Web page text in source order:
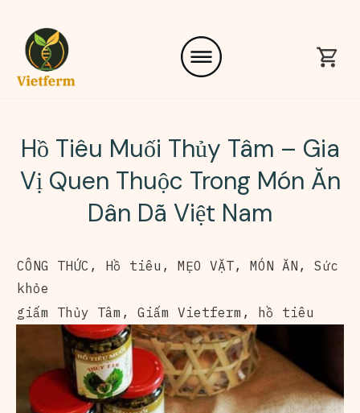
Hồ Tiêu Muối Thủy Tâm – Gia
Vị Quen Thuộc Trong Món Ăn
Dân Dã Việt Nam
CÔNG THỨC , Hồ tiêu , MẸO VẶT, MÓN ĂN , Sức
khỏe
giấm Thủy Tâm , Giấm Vietferm , hồ tiêu